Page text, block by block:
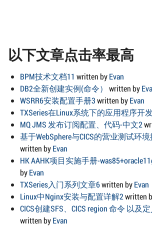
以下文章点击率最高
BPM技术文档11 written byEvan
DB2全新创建实例(命令）
written by
WSRR6安装配置手册3written byEvan
TXSeries在Linux系统下的应用程序开
MQ JMS 发布订阅配置、代码-中文2
基于WebSphere与CICS的营业测试环
written byEvan
HK AAHK项目实施手册-
byEvan
TXSeries入门系列文章6written byEvan
Linux中Nginx安装与配置详解2written
CICS创建SFS、CICS region 命令 以及
written byEvan